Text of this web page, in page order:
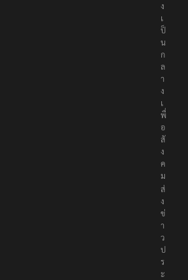
ง
เ
ป็
น
ก
ล
า
ง
เ
พื่
อ
สั
ง
ค
ม
ส่
ง
ข่
า
ว
ป
ร
ะ